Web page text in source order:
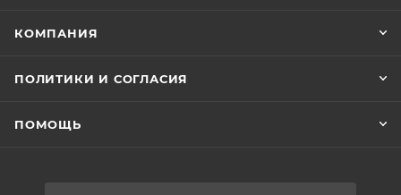
КОМПАНИЯ
ПОЛИТИКИ И СОГЛАСИЯ
ПОМОЩЬ